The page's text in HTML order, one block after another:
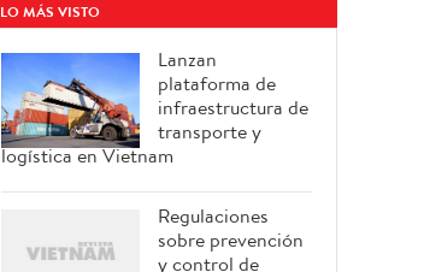
LO MÁS VISTO
Lanzan
plataforma de
infraestructura de
transporte y
logística en Vietnam
Regulaciones
sobre prevención
y control de